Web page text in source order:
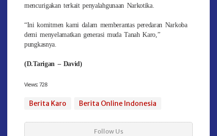
mencurigakan terkait penyalahgunaan Narkotika.
“Ini komitmen kami dalam memberantas peredaran Narkoba
demi menyelamatkan generasi muda Tanah Karo,”
pungkasnya.
(D.Tarigan – David)
Views: 728
Berita Karo Berita Online Indonesia
Follow Us